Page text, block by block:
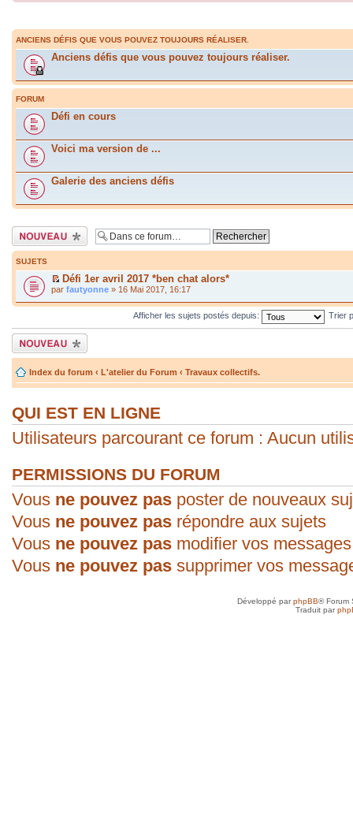
ANCIENS DÉFIS QUE VOUS POUVEZ TOUJOURS RÉALISER.
Anciens défis que vous pouvez toujours réaliser.
FORUM
Défi en cours
Voici ma version de ...
Galerie des anciens défis
Écrire un nouveau
sujet
SUJETS
Défi 1er avril 2017 *ben chat alors*
par fautyonne » 16 Mai 2017, 16:17
Afficher les sujets postés depuis: Trier
Écrire un nouveau
sujet
Index du forum ‹ L'atelier du Forum ‹ Travaux collectifs.
QUI EST EN LIGNE
Utilisateurs parcourant ce forum : Aucun
PERMISSIONS DU FORUM
Vous ne pouvez pas poster de nouveaux
Vous ne pouvez pas répondre aux sujets
Vous ne pouvez pas modifier vos messages
Vous ne pouvez pas supprimer vos
Développé parphpBB® Forum
Traduit par